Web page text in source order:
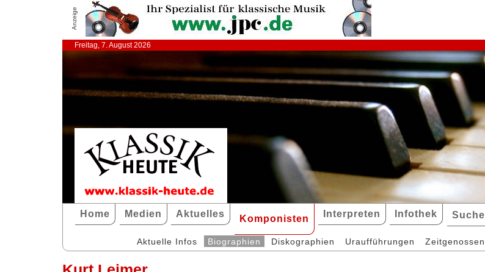
Anzeige
Freitag, 7. August 2026
Home Medien Aktuelles Komponisten Interpreten Infothek Suche
Aktuelle Infos Biographien Diskographien Uraufführungen Zeitgenossen